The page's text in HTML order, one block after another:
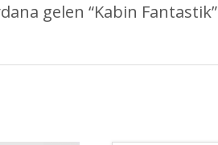
gelen “Kabin